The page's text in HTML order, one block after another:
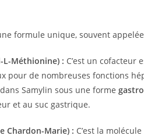
formule unique, souvent
L-Méthionine) : C’est un
pour de nombreuses fonctions
Samylin sous une forme
et au suc gastrique.
Chardon-Marie) : C’est la